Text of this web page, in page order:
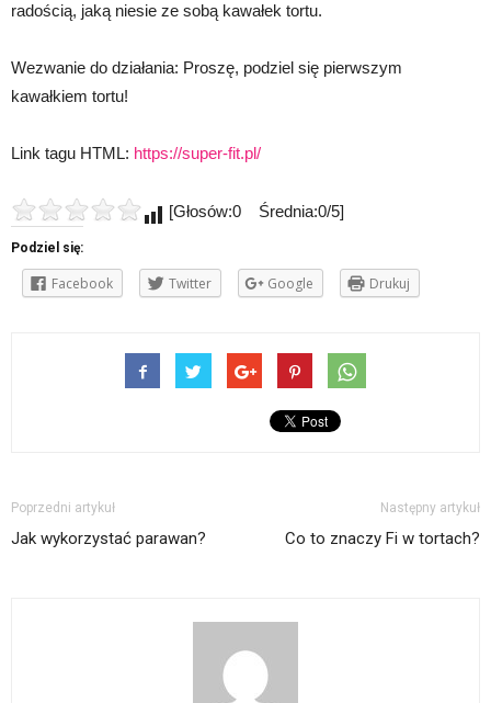
radością, jaką niesie ze sobą kawałek tortu.
Wezwanie do działania: Proszę, podziel się pierwszym
kawałkiem tortu!
Link tagu HTML: https://super-fit.pl/
[Głosów:0 Średnia:0/5]
Podziel się:
Facebook Twitter Google Drukuj
Poprzedni artykuł
Jak wykorzystać parawan?
Następny artykuł
Co to znaczy Fi w tortach?